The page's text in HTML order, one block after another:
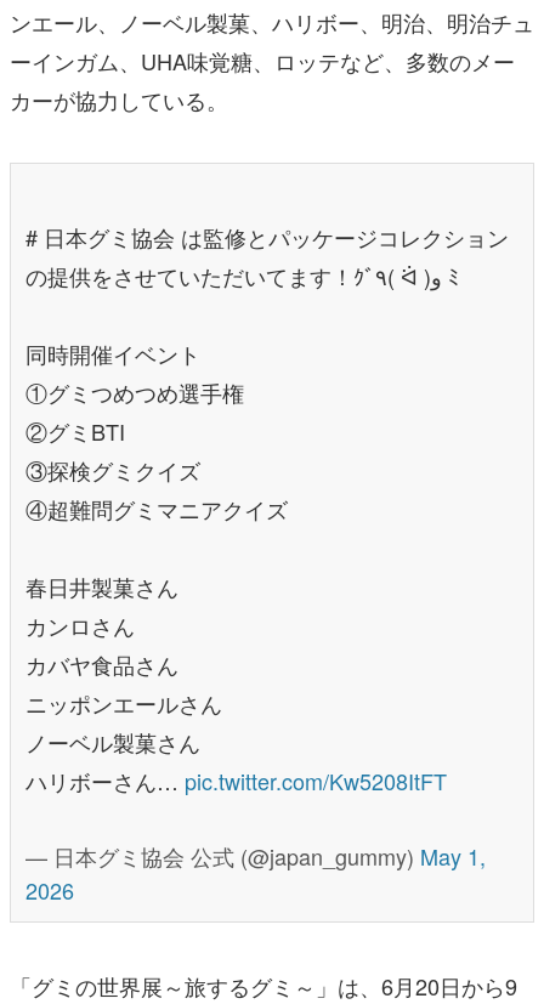
ンエール、ノーベル製菓、ハリボー、明治、明治チュ
ーインガム、UHA味覚糖、ロッテなど、多数のメー
カーが協力している。
# 日本グミ協会 は監修とパッケージコレクション
の提供をさせていただいてます！ｸﾞ٩( ᐛ )و ﾐ
同時開催イベント
①グミつめつめ選手権
②グミBTI
③探検グミクイズ
④超難問グミマニアクイズ
春日井製菓さん
カンロさん
カバヤ食品さん
ニッポンエールさん
ノーベル製菓さん
ハリボーさん… pic.twitter.com/Kw5208ItFT
— 日本グミ協会 公式 (@japan_gummy) May 1,
2026
「グミの世界展～旅するグミ～」は、6月20日から9